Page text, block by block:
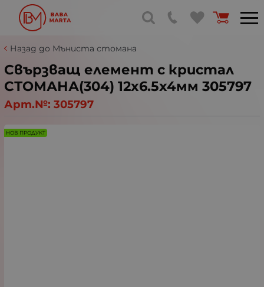
Назад до Мъниста стомана
Свързващ елемент с кристал
СТОМАНА(304) 12x6.5x4мм 305797
Арт.№: 305797
НОВ ПРОДУКТ